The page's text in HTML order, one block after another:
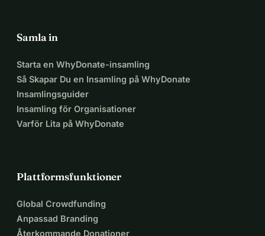
LADDAR NER DITT ARBETSBLAD HÄR:
https://drive.google.com/drive/folders/1-
9APFUIO7WGuhwlkKOLDLtPWeiWUb8vn
Samla in
Starta en WhyDonate-insamling
Så Skapar Du en Insamling på WhyDonate
Insamlingsguider
Insamling för Organisationer
Varför Lita på WhyDonate
Plattformsfunktioner
Global Crowdfunding
Anpassad Branding
Återkommande Donationer